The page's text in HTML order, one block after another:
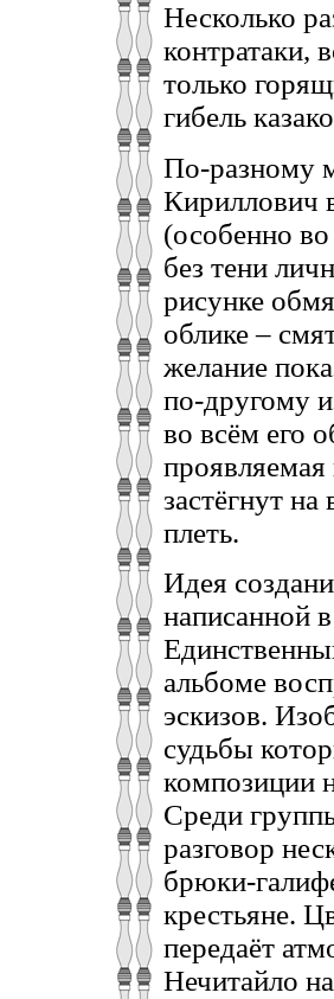
Несколько
контратаки,
только
гибель
По-разному
Кириллович
(особенно
без тени
рисунке
облике –
желание
по-другому
во всём его
застёгнут
плеть.
Идея
написанной
альбоме
эскизов.
судьбы
композиции
Среди
разговор
брюки-
крестьяне.
передаёт
Нечитайло